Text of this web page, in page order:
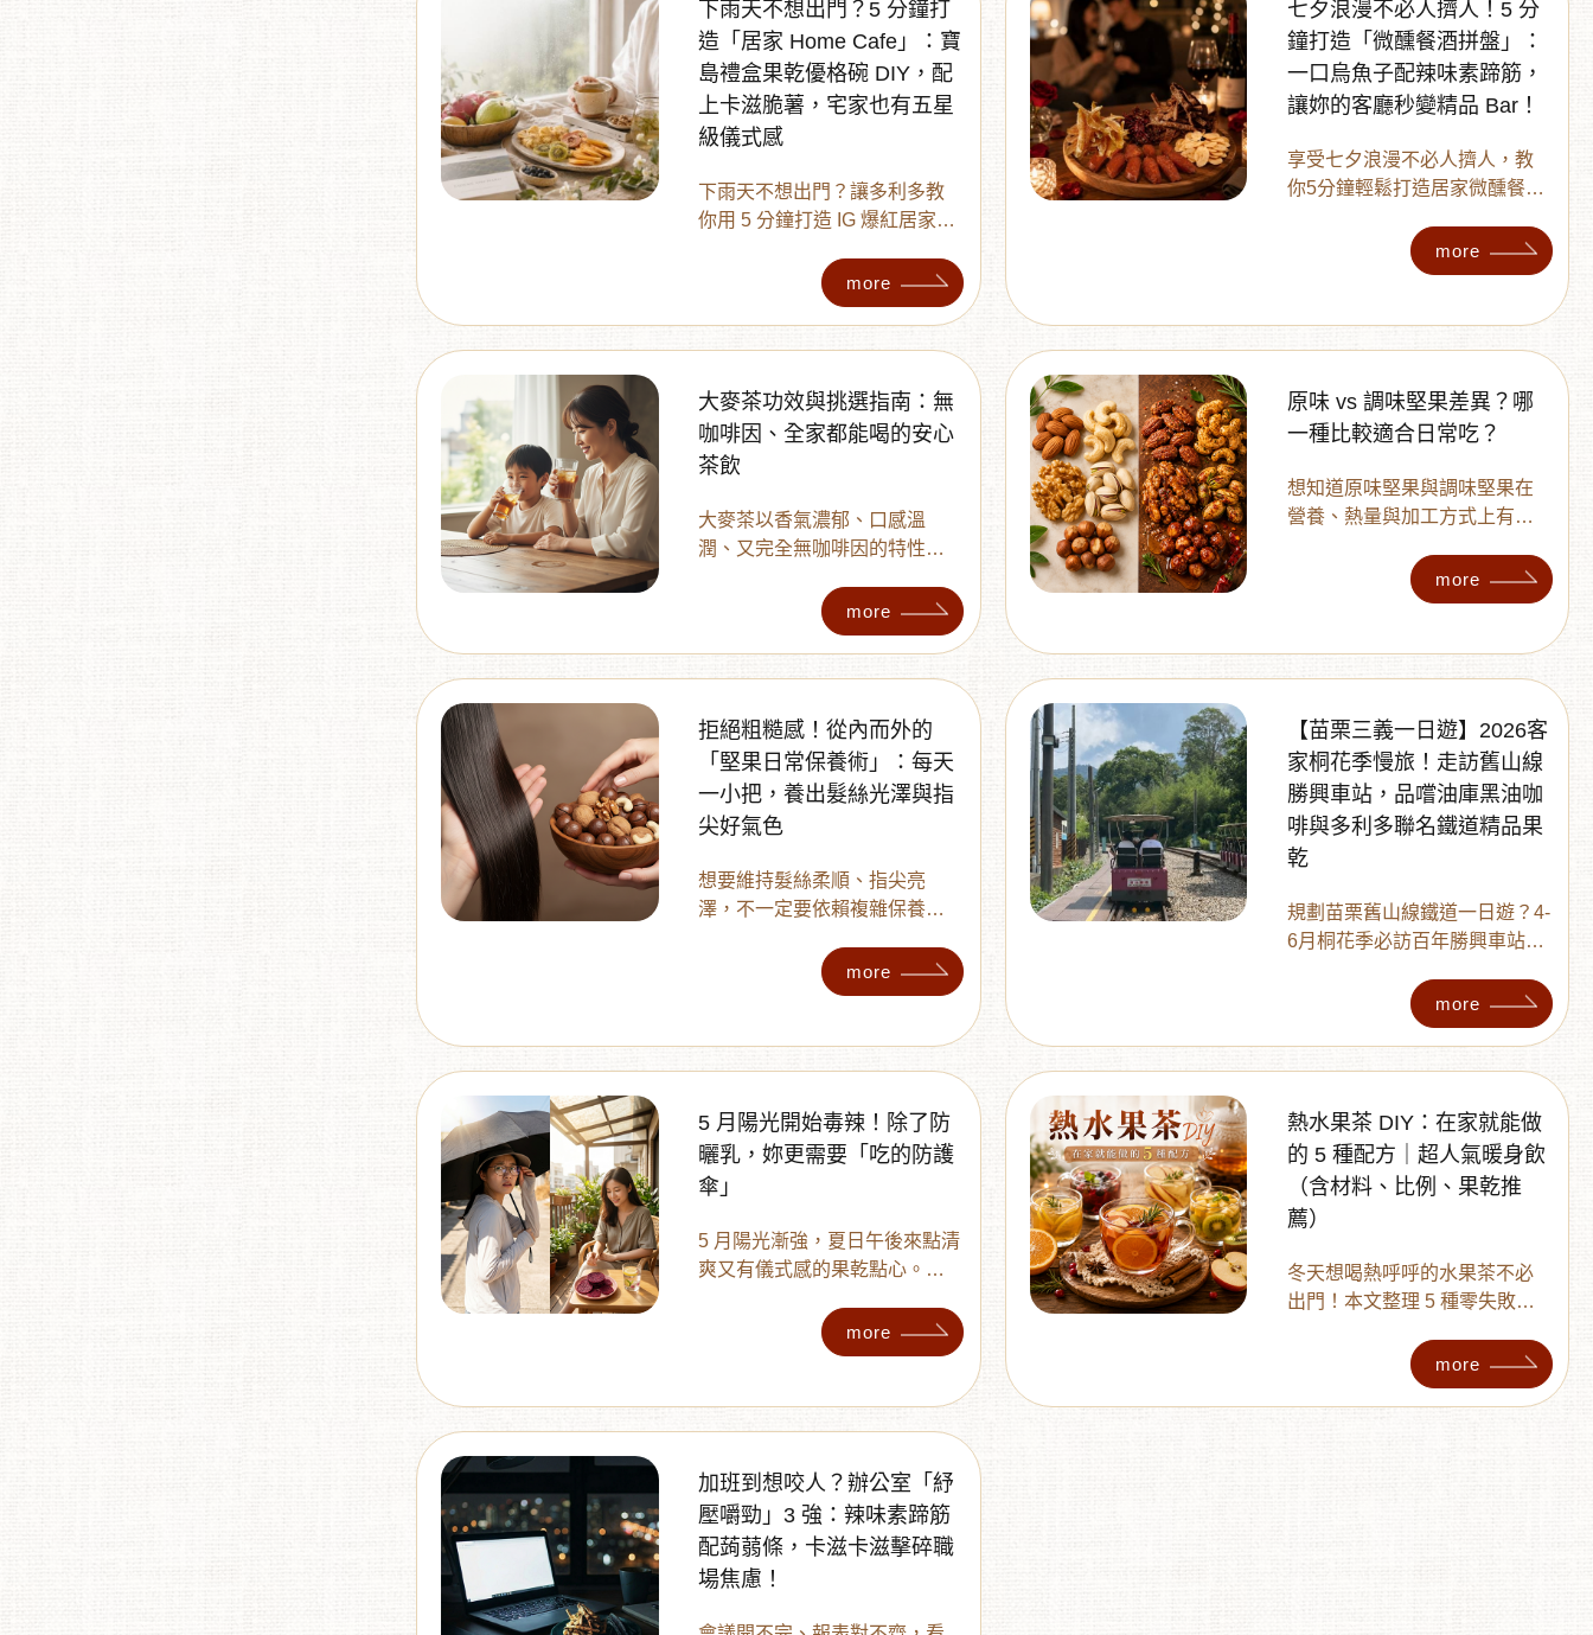
適合的果乾。
茶搭配方式，陪爸爸從早餐到
日常點心吃得簡單、均衡又安
心。
下雨天不想出門？5 分鐘打
造「居家 Home Cafe」：寶
島禮盒果乾優格碗 DIY，配
上卡滋脆薯，宅家也有五星
級儀式感
下雨天不想出門？讓多利多教
你用 5 分鐘打造 IG 爆紅居家
大伴手禮的「寶島禮盒」機能
果乾 DIY 網美級優格碗與氣泡
下午茶儀式感，把梅雨季的煩
悶變成美味盛宴！
more
七夕浪漫不必人擠人！5 分
鐘打造「微醺餐酒拼盤」：
一口烏魚子配辣味素蹄筋，
讓妳的客廳秒變精品 Bar！
享受七夕浪漫不必人擠人，教
你5分鐘輕鬆打造居家微醺餐酒
辣味素蹄筋、天然果乾、蒜頭
脆脆與多利多等完美酒伴，滿
覺 。無論搭配紅酒或精釀啤
酒，在家也能一秒營造高級精
品餐酒館氛圍，給另一半最驚
豔的專屬約會 ！
more
大麥茶功效與挑選指南：無
咖啡因、全家都能喝的安心
茶飲
大麥茶以香氣濃郁、口感溫
潤、又完全無咖啡因的特性，
族群喜愛。不論是飯後暖胃、
取代手搖飲，或日常補水，大
more
原味 vs 調味堅果差異？哪
一種比較適合日常吃？
想知道原味堅果與調味堅果在
營養、熱量與加工方式上有何
揭開低溫烘焙原味堅果的營養
優勢，並針對健身族、小孩與
在日常與解饞之間取得平衡，
康。
more
拒絕粗糙感！從內而外的
「堅果日常保養術」：每天
一小把，養出髮絲光澤與指
尖好氣色
想要維持髮絲柔順、指尖亮
澤，不一定要依賴複雜保養！
養術」，透過青仁黑豆、帶皮
腰果與原味核桃補充維生素 E、
每天一小把，讓妳從內而外養
more
【苗栗三義一日遊】2026客
家桐花季慢旅！走訪舊山線
勝興車站，品嚐油庫黑油咖
啡與多利多聯名鐵道精品果
乾
規劃苗栗舊山線鐵道一日遊？4-
6月桐花季必訪百年勝興車站與
咖啡！帶您認識鐵道歷史，並
分享結合在地景點與健康無糖
more
5 月陽光開始毒辣！除了防
曬乳，妳更需要「吃的防護
傘」
5 月陽光漸強，夏日午後來點清
爽又有儀式感的果乾點心。多
神花乾與櫻桃番茄乾，含有甜
菜紅素、花青素、茄紅素與維
分，打造繽紛酸甜的夏日美妍
提案。本文分享 2 款晶亮系下
午茶配方，讓妳用果乾、冷泡
飲與 QQ 小點，享受輕盈又有
質感的夏日零食時光。
more
熱水果茶 DIY：在家就能做
的 5 種配方｜超人氣暖身飲
（含材料、比例、果乾推
薦）
冬天想喝熱呼呼的水果茶不必
出門！本文整理 5 種零失敗
檬暖身茶、黑糖暖胃茶及綜合
水果茶等，分享精準材料比
例。教你如何利用「果乾」在 3
more
加班到想咬人？辦公室「紓
壓嚼勁」3 強：辣味素蹄筋
配蒟蒻條，卡滋卡滋擊碎職
場焦慮！